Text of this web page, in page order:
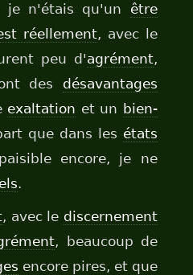
je n'étais qu'un être
réellement, avec le
peu d'agrément,
des désavantages
exaltation et un bien-
que dans les états
encore, je ne
.
, avec le discernement
, beaucoup de
encore pires, et que